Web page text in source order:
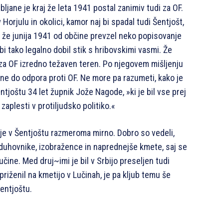
je kraj že leta 1941 postal zanimiv tudi za OF.
Horjulu in okolici, kamor naj bi spadal tudi Šentjošt,
junija 1941 od občine prevzel neko popisovanje
tako legalno dobil stik s hribovskimi vasmi. Že
OF izredno težaven teren. Po njegovem mišljenju
do odpora proti OF. Ne more pa razumeti, kako je
34 let župnik Jože Nagode, »ki je bil vse prej
v protiljudsko politiko.«
v Šentjoštu razmeroma mirno. Dobro so vedeli,
izobražence in naprednejše kmete, saj se
Med druj~imi je bil v Srbijo preseljen tudi
na kmetijo v Lučinah, je pa kljub temu še